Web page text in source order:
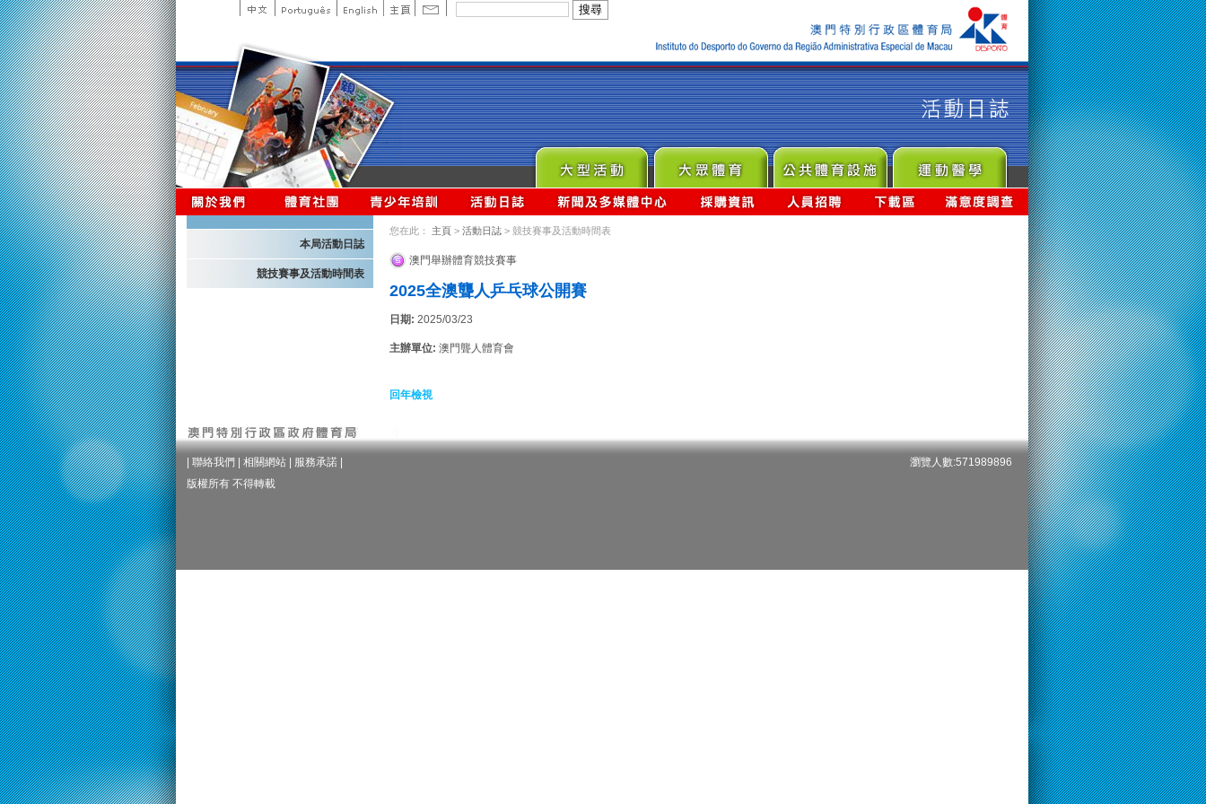
本局活動日誌
競技賽事及活動時間表
您在此： 主頁 > 活動日誌 > 競技賽事及活動時間表
澳門舉辦體育競技賽事
2025全澳聾人乒乓球公開賽
日期: 2025/03/23
主辦單位: 澳門聾人體育會
回年檢視
聯絡我們 相關網站 服務承諾
版權所有 不得轉載
瀏覽人數:571989896